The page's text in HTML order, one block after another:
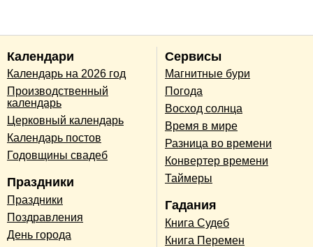
Календари
Календарь на 2026 год
Производственный
календарь
Церковный календарь
Календарь постов
Годовщины свадеб
Праздники
Праздники
Поздравления
День города
Сервисы
Магнитные бури
Погода
Восход солнца
Время в мире
Разница во времени
Конвертер времени
Таймеры
Гадания
Книга Судеб
Книга Перемен